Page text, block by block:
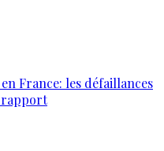
France: les défaillances
rapport